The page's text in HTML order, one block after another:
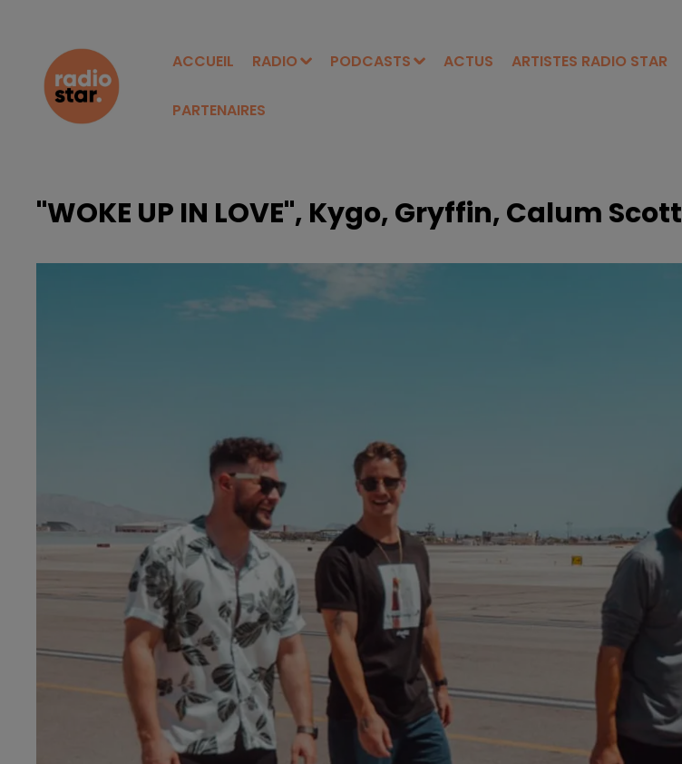
ACCUEIL RADIO PODCASTS ACTUS ARTISTES RADIO STAR
PARTENAIRES
"WOKE UP IN LOVE", Kygo, Gryffin, Calum Scott